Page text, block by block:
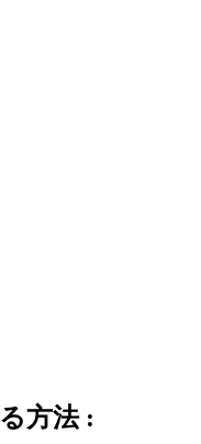
方法 :